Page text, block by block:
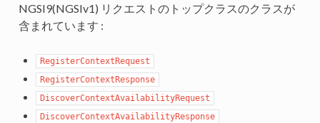
NGSI9(NGSIv1) リクエストのトップクラスのクラスが
含まれています :
RegisterContextRequest
RegisterContextResponse
DiscoverContextAvailabilityRequest
DiscoverContextAvailabilityResponse